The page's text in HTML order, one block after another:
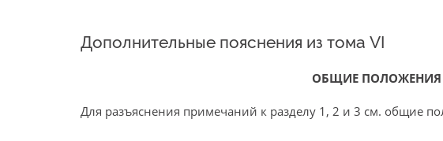
Дополнительные пояснения из тома VI
ОБЩИЕ ПОЛОЖЕНИЯ
Для разъяснения примечаний к разделу 1, 2 и 3 см. общие